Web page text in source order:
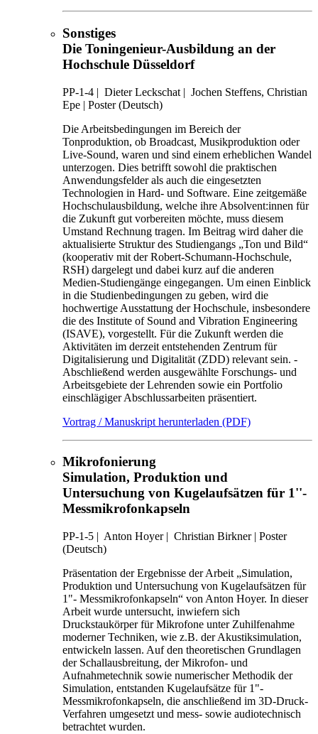
Sonstiges
Die Toningenieur-Ausbildung an der
Hochschule Düsseldorf
PP-1-4 | Dieter Leckschat | Jochen Steffens, Christian
Epe | Poster (Deutsch)
Die Arbeitsbedingungen im Bereich der
Tonproduktion, ob Broadcast, Musikproduktion oder
Live-Sound, waren und sind einem erheblichen Wandel
unterzogen. Dies betrifft sowohl die praktischen
Anwendungsfelder als auch die eingesetzten
Technologien in Hard- und Software. Eine zeitgemäße
Hochschulausbildung, welche ihre Absolvent:innen für
die Zukunft gut vorbereiten möchte, muss diesem
Umstand Rechnung tragen. Im Beitrag wird daher die
aktualisierte Struktur des Studiengangs „Ton und Bild“
(kooperativ mit der Robert-Schumann-Hochschule,
RSH) dargelegt und dabei kurz auf die anderen
Medien-Studiengänge eingegangen. Um einen Einblick
in die Studienbedingungen zu geben, wird die
hochwertige Ausstattung der Hochschule, insbesondere
die des Institute of Sound and Vibration Engineering
(ISAVE), vorgestellt. Für die Zukunft werden die
Aktivitäten im derzeit entstehenden Zentrum für
Digitalisierung und Digitalität (ZDD) relevant sein. -
Abschließend werden ausgewählte Forschungs- und
Arbeitsgebiete der Lehrenden sowie ein Portfolio
einschlägiger Abschlussarbeiten präsentiert.
Vortrag / Manuskript herunterladen (PDF)
Mikrofonierung
Simulation, Produktion und
Untersuchung von Kugelaufsätzen für 1''-
Messmikrofonkapseln
PP-1-5 | Anton Hoyer | Christian Birkner | Poster
(Deutsch)
Präsentation der Ergebnisse der Arbeit „Simulation,
Produktion und Untersuchung von Kugelaufsätzen für
1"- Messmikrofonkapseln“ von Anton Hoyer. In dieser
Arbeit wurde untersucht, inwiefern sich
Druckstaukörper für Mikrofone unter Zuhilfenahme
moderner Techniken, wie z.B. der Akustiksimulation,
entwickeln lassen. Auf den theoretischen Grundlagen
der Schallausbreitung, der Mikrofon- und
Aufnahmetechnik sowie numerischer Methodik der
Simulation, entstanden Kugelaufsätze für 1"-
Messmikrofonkapseln, die anschließend im 3D-Druck-
Verfahren umgesetzt und mess- sowie audiotechnisch
betrachtet wurden.